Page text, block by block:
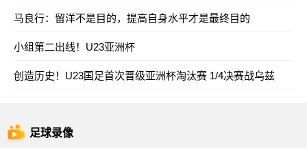
马良行：留洋不是目的，提高自身水平才是最终目的
小组第二出线！U23亚洲杯
创造历史！U23国足首次晋级亚洲杯淘汰赛 1/4决赛战乌兹
足球录像